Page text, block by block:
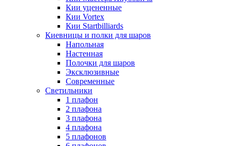
Кии уцененные
Кии Vortex
Кии Startbilliards
Киевницы и полки для шаров
Напольная
Настенная
Полочки для шаров
Эксклюзивные
Современные
Светильники
1 плафон
2 плафона
3 плафона
4 плафона
5 плафонов